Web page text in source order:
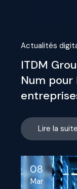
Actualités
ITDM
Num
Lire la suite
08
Mar